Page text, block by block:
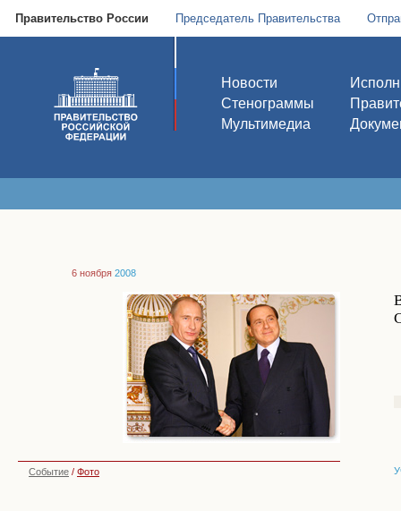
Правительство России Председатель Правительства
Новости
Стенограммы
Мультимедиа
6 ноября 2008
Событие / Фото